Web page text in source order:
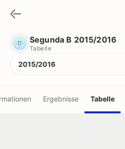
Segunda B 2015/2016
Tabelle
2015/2016
Ergebnisse Tabelle